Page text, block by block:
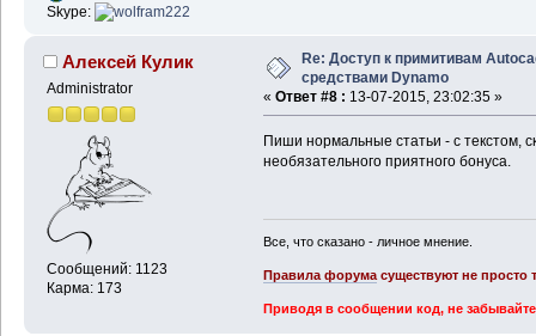
Skype:
Алексей Кулик
Administrator
Сообщений: 1123
Карма: 173
Re: Доступ к примитивам
средствами Dynamo
« Ответ #8 : 13-07-2015, 23:02:35 »
Пиши нормальные статьи - с текстом,
необязательного приятного бонуса.
Все, что сказано - личное мнение.
Правила форумасуществуют не просто
Приводя в сообщении код, не